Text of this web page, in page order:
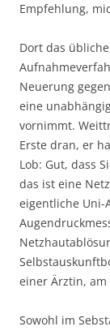
Empfehlung,
Dort das
Neuerung
eine
vornimmt.
Erste dran, er
Lob: Gut, dass
das ist eine
eigentliche Uni-
einer Ärztin,
Sowohl im